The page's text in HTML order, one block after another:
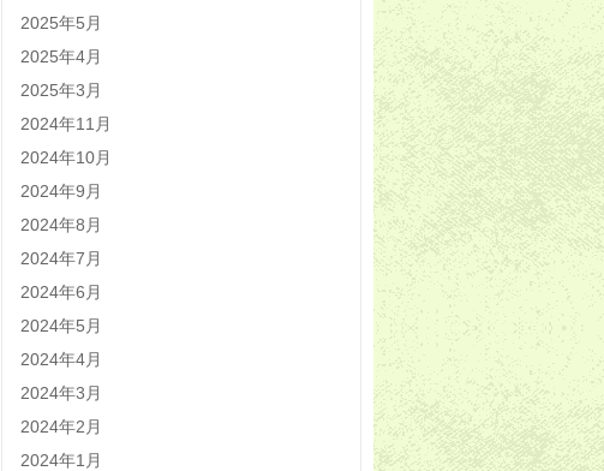
2025年5月
2025年4月
2025年3月
2024年11月
2024年10月
2024年9月
2024年8月
2024年7月
2024年6月
2024年5月
2024年4月
2024年3月
2024年2月
2024年1月